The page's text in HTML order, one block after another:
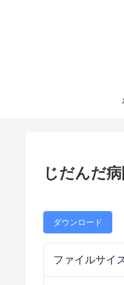
じだんだ
ダウンロード
ファイルサイ